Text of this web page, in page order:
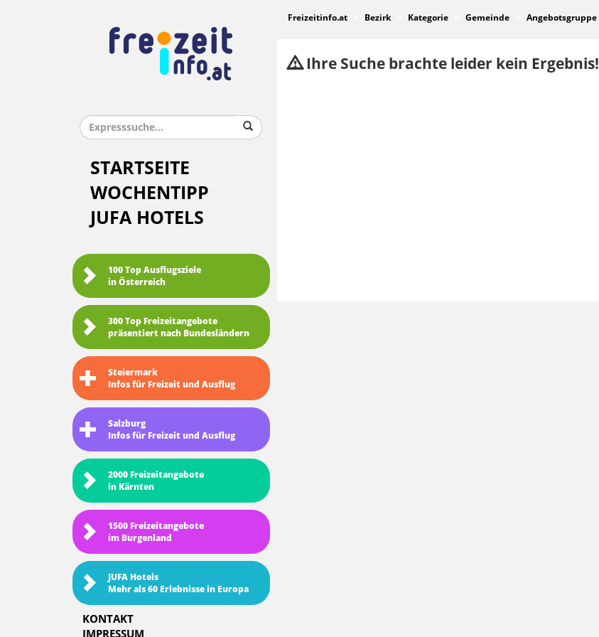
STARTSEITE
WOCHENTIPP
JUFA HOTELS
100 Top Ausflugsziele
in Österreich
300 Top Freizeitangebote
präsentiert nach Bundesländern
Steiermark
Infos für Freizeit und Ausflug
Salzburg
Infos für Freizeit und Ausflug
2000 Freizeitangebote
in Kärnten
1500 Freizeitangebote
im Burgenland
JUFA Hotels
Mehr als 60 Erlebnisse in Europa
KONTAKT
IMPRESSUM
Freizeitinfo.at Bezirk Kategorie Gemeinde Angebotsgruppe
Ihre Suche brachte leider kein Ergebnis!